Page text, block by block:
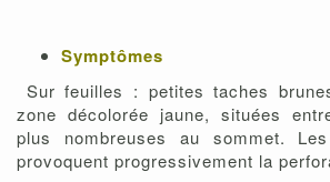
Symptômes
Sur feuilles : petites taches
zone décolorée jaune, situées
plus nombreuses au sommet.
provoquent progressivement la